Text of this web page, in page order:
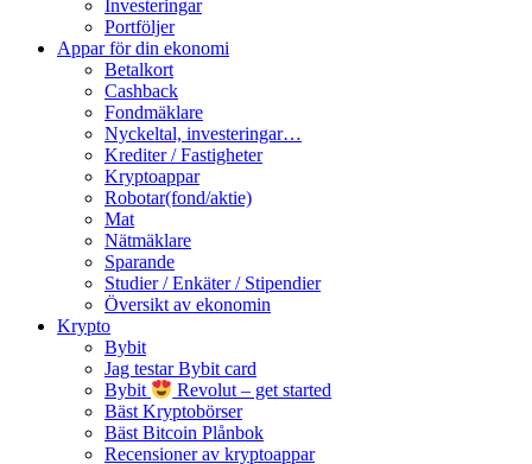
Investeringar
Portföljer
Appar för din ekonomi
Betalkort
Cashback
Fondmäklare
Nyckeltal, investeringar…
Krediter / Fastigheter
Kryptoappar
Robotar(fond/aktie)
Mat
Nätmäklare
Sparande
Studier / Enkäter / Stipendier
Översikt av ekonomin
Krypto
Bybit
Jag testar Bybit card
Bybit
Revolut – get started
Bäst Kryptobörser
Bäst Bitcoin Plånbok
Recensioner av kryptoappar